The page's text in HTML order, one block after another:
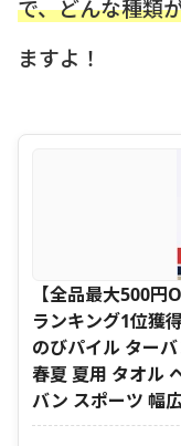
で、どんな種類
ますよ！
【全品最大500
ランキング1位獲
のびパイル ター
春夏 夏用 タオル
バン スポーツ 幅